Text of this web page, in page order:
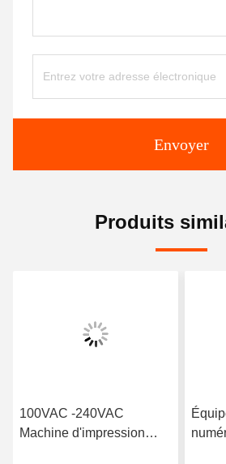
Envoyer
Produits
100VAC -240VAC
Machine d'impression